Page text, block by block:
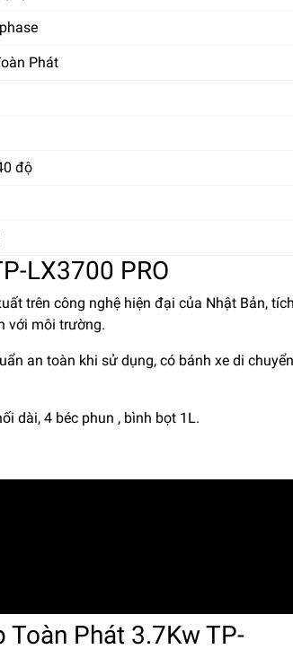
Phát
độ
LX3700 PRO
trên công nghệ hiện đại của Nhật Bản,
với môi trường.
an toàn khi sử dụng, có bánh xe di chuyển
dài, 4 béc phun , bình bọt 1L.
Phát 3.7Kw TP-